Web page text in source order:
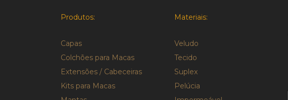
Produtos:
Capas
Colchões para Macas
Extensões / Cabeceiras
Kits para Macas
Materiais:
Veludo
Tecido
Suplex
Pelúcia